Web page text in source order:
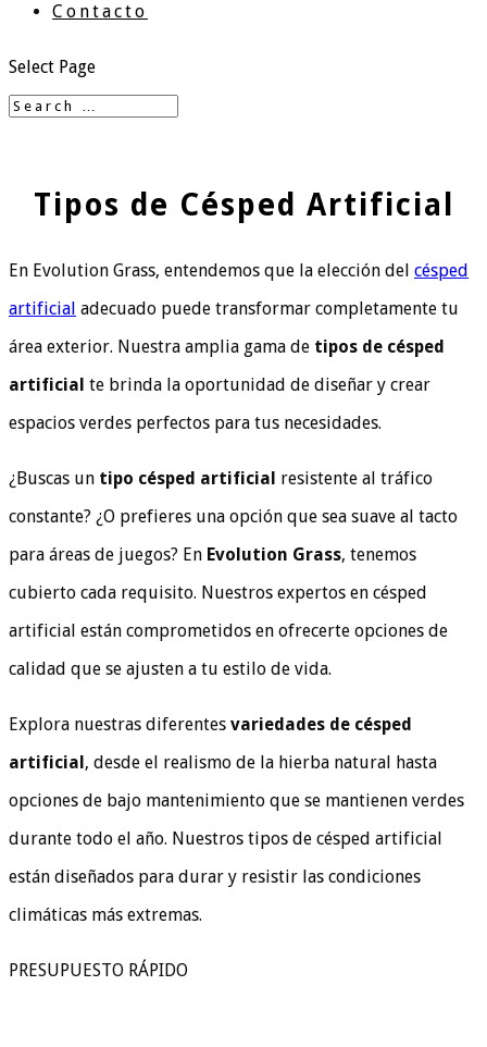
Contacto
Select Page
Tipos de Césped Artificial
En Evolution Grass, entendemos que la elección del césped
artificial adecuado puede transformar completamente tu
área exterior. Nuestra amplia gama de tipos de césped
artificial te brinda la oportunidad de diseñar y crear
espacios verdes perfectos para tus necesidades.
¿Buscas un tipo césped artificial resistente al tráfico
constante? ¿O prefieres una opción que sea suave al tacto
para áreas de juegos? En Evolution Grass, tenemos
cubierto cada requisito. Nuestros expertos en césped
artificial están comprometidos en ofrecerte opciones de
calidad que se ajusten a tu estilo de vida.
Explora nuestras diferentes variedades de césped
artificial , desde el realismo de la hierba natural hasta
opciones de bajo mantenimiento que se mantienen verdes
durante todo el año. Nuestros tipos de césped artificial
están diseñados para durar y resistir las condiciones
climáticas más extremas.
PRESUPUESTO RÁPIDO